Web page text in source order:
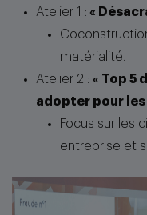
Atelier 1 : «
matérialité.
Atelier 2 : « Top 5
adopter pour les
Focus sur les
entreprise et